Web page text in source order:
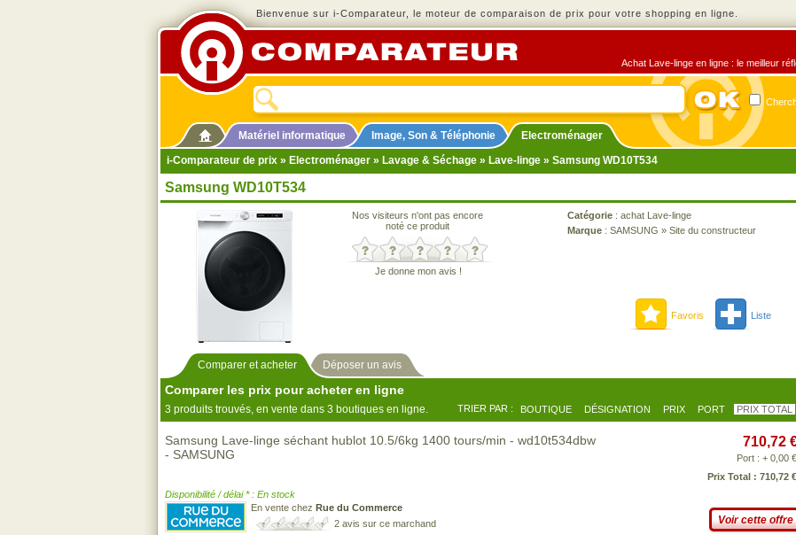
Bienvenue sur i-Comparateur, le moteur de comparaison de prix pour votre shopping en ligne.
Achat Lave-linge en ligne : le meilleur
Matériel informatique Image, Son & Téléphonie
Electroménager
i-Comparateur de prix » Electroménager » Lavage & Séchage » Lave-linge » Samsung WD10T534
Samsung WD10T534
Nos visiteurs n'ont pas encore
noté ce produit
Je donne mon avis !
Catégorie : achat Lave-linge
Marque : SAMSUNG » Site du constructeur
Favoris Liste
Comparer et acheter Déposer un avis
Comparer les prix pour acheter en ligne
3 produits trouvés, en vente dans 3 boutiques en ligne. TRIER PAR : BOUTIQUE DÉSIGNATION PRIX PORT PRIX TOTAL
Samsung Lave-linge séchant hublot 10.5/6kg 1400 tours/min - wd10t534dbw
- SAMSUNG
Disponibilité / délai * : En stock
En vente chez Rue du Commerce
2 avis sur ce marchand
710,72
Port : + 0,00 €
Prix Total : 710,72 €
Voir cette offre